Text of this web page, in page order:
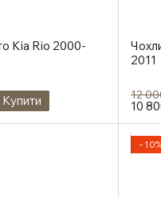
Kia Rio 2000-
Купити
2011
12
10
−10%